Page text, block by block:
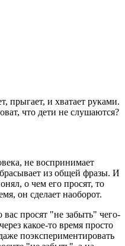
прыгает, и хватает руками.
что дети не слушаются?
не воспринимает
из общей фразы. И
о чем его просят, то
он сделает наоборот.
просят "не забыть" чего-
какое-то время просто
поэкспериментировать